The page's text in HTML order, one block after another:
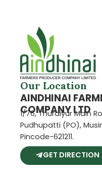
Our Location
AINDHINAI
COMPANY LTD
1/76, Thuraiyur Main
Pudhupatti (PO),
Pincode-621211.
GET DIRECTION